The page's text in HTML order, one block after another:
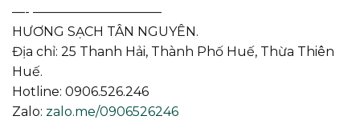
—- ——————————
HƯƠNG SẠCH TÂN NGUYÊN.
Địa chỉ: 25 Thanh Hải, Thành Phố Huế, Thừa Thiên
Huế.
Hotline: 0906.526.246
Zalo: zalo.me/0906526246